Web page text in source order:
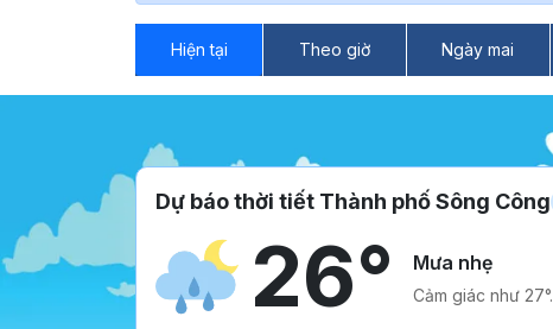
Hiện tại Theo giờ Ngày mai
Dự báo thời tiết Thành phố Sông Công
26° Mưa nhẹ
Cảm giác như 27°.